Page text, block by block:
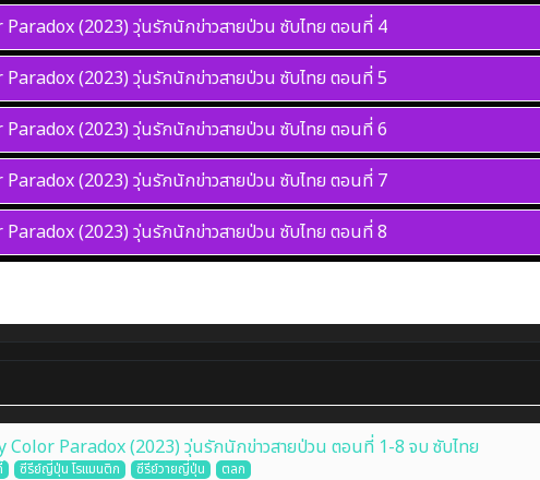
(2023) วุ่นรักนักข่าวสายป่วน ซับไทยตอนที่ 4
(2023) วุ่นรักนักข่าวสายป่วน ซับไทยตอนที่ 5
(2023) วุ่นรักนักข่าวสายป่วน ซับไทยตอนที่ 6
(2023) วุ่นรักนักข่าวสายป่วน ซับไทยตอนที่ 7
(2023) วุ่นรักนักข่าวสายป่วน ซับไทยตอนที่ 8
Color Paradox (2023) วุ่นรักนักข่าวสายป่วน ตอนที่ 1-8 จบ ซับไทย
ซีรีย์ญี่ปุ่น โรแมนติก ซีรีย์วายญี่ปุ่น ตลก